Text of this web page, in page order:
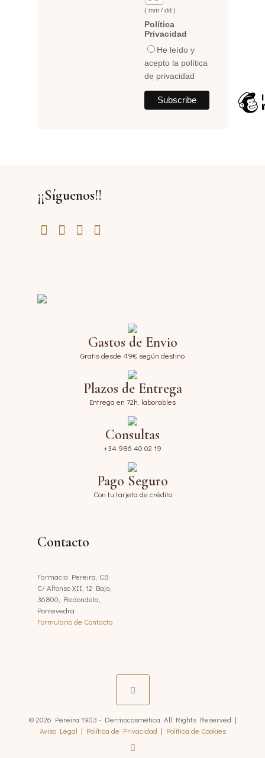
( mm / dd )
Política
Privacidad
He leído y
acepto la política
de privacidad
¡¡Síguenos!!
Gastos de Envio
Gratis desde 49€ según destino
Plazos de Entrega
Entrega en 72h. laborables
Consultas
+34 986 40 02 19
Pago Seguro
Con tu tarjeta de crédito
Contacto
Farmacia Pereira, CB
C/ Alfonso XII, 12 Bajo,
36800, Redondela,
Pontevedra
Formulario de Contacto
© 2026 Pereira 1903 - Dermocosmética. All Rights Reserved |
Aviso Legal | Política de Privacidad | Política de Cookies